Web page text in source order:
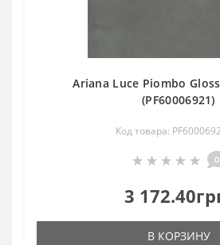
Ariana Luce Piombo
(PF60006921)
Код товара:
0
3
В КОРЗИНУ